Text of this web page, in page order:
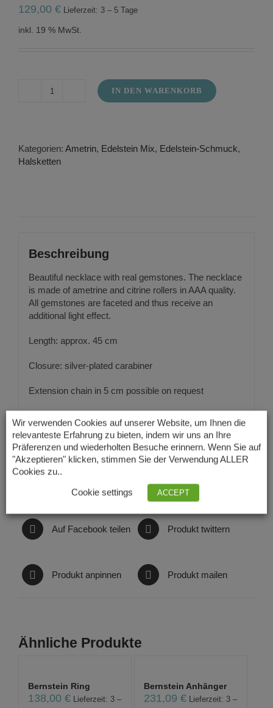
129,00 € Lieferzeit: 3 – 5 Tage
inkl. 19 % MwSt.
Ametrine
with
facet
(copy)
IN DEN WARENKORB
Kategorien: Ametrin, Edelstein Mix, Edelstein-Schmuck,
Halsketten
Beschreibung
Beautiful necklace with real gemstones. The necklace
is made of ametrine and citrine rollers in AAA quality.
All gemstones are faceted and thus receive an
additional light effect.
Length: approx. 45 cm
Closure: silver-plated carabiner
Extension chain in 5 cm possible on request
Quality: AAA
Auf Facebook teilen Produkt twittern
Produkt anpinnen Produkt mailen
Ähnliche Produkte
Bernstein Ring
138,00 €
Lieferzeit: 3 –
Bernstein Anhänger
231,09€
Lieferzeit: 3 –
Wir verwenden Cookies auf unserer Website, um Ihnen die
relevanteste Erfahrung zu bieten, indem wir uns an Ihre
Präferenzen und wiederholten Besuche erinnern. Wenn Sie auf
"Akzeptieren" klicken, stimmen Sie der Verwendung ALLER
Cookies zu..
Cookie settings ACCEPT